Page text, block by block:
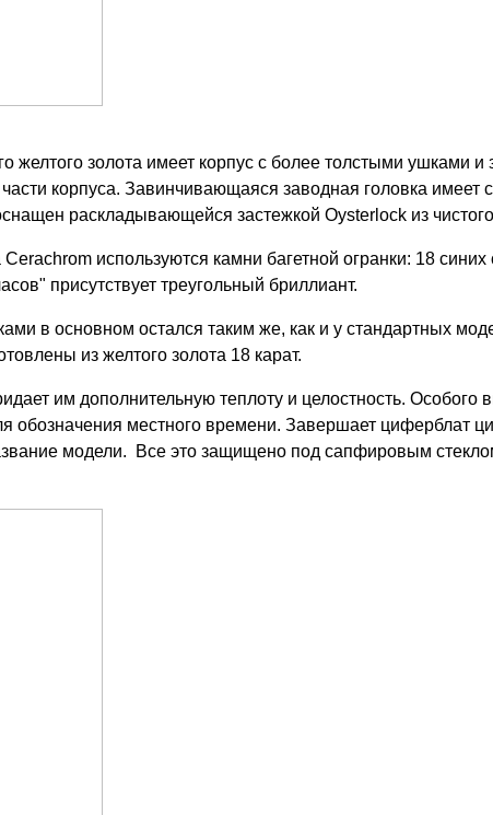
желтого золота имеет корпус с более толстыми ушками
корпуса. Завинчивающаяся заводная головка
раскладывающейся застежкой Oysterlock из
используются камни багетной огранки: 18
присутствует треугольный бриллиант.
в основном остался таким же, как и у стандартных
из желтого золота 18 карат.
им дополнительную теплоту и целостность. Особого
обозначения местного времени. Завершает циферблат
модели. Все это защищено под сапфировым